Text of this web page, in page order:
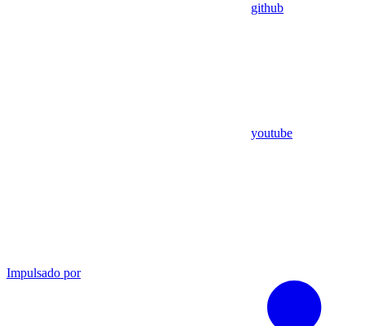
github
youtube
Impulsado por